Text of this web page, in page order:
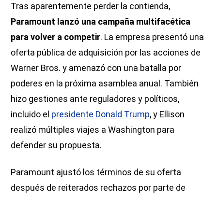
Tras aparentemente perder la contienda,
Paramount lanzó una campaña multifacética
para volver a competir. La empresa presentó una
oferta pública de adquisición por las acciones de
Warner Bros. y amenazó con una batalla por
poderes en la próxima asamblea anual. También
hizo gestiones ante reguladores y políticos,
incluido el presidente Donald Trump, y Ellison
realizó múltiples viajes a Washington para
defender su propuesta.
Paramount ajustó los términos de su oferta
después de reiterados rechazos por parte de